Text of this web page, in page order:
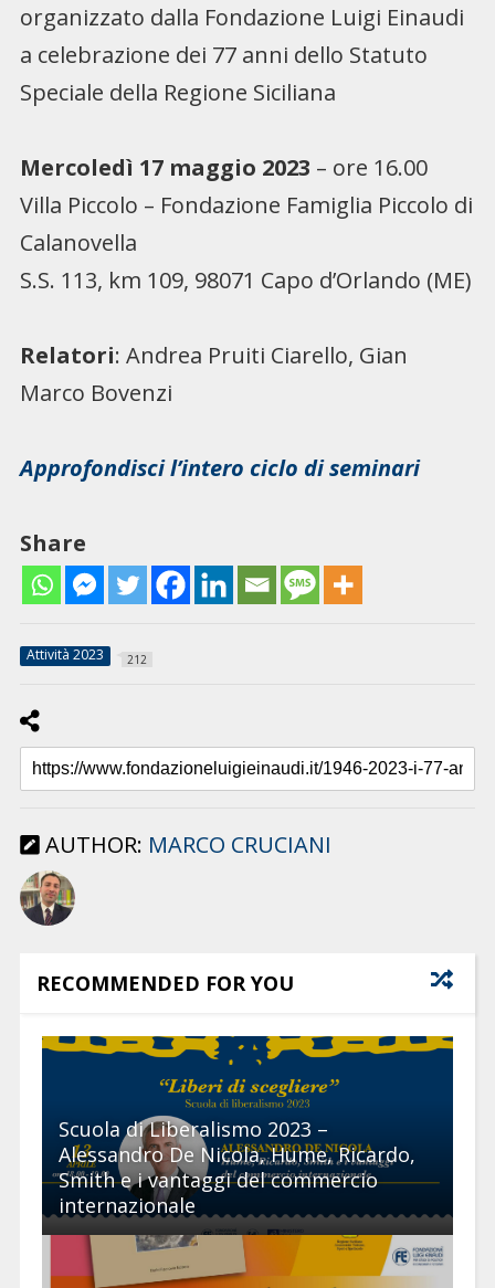
organizzato dalla Fondazione Luigi Einaudi
a celebrazione dei 77 anni dello Statuto
Speciale della Regione Siciliana
Mercoledì 17 maggio 2023 – ore 16.00
Villa Piccolo – Fondazione Famiglia Piccolo di
Calanovella
S.S. 113, km 109, 98071 Capo d’Orlando (ME)
Relatori: Andrea Pruiti Ciarello, Gian
Marco Bovenzi
Approfondisci l’intero ciclo di seminari
Share
Attività 2023 212
AUTHOR: MARCO CRUCIANI
RECOMMENDED FOR YOU
Scuola di Liberalismo 2023 –
Alessandro De Nicola, Hume, Ricardo,
Smith e i vantaggi del commercio
internazionale